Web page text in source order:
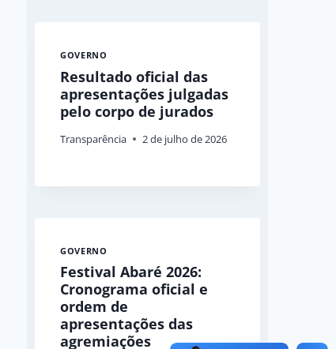
GOVERNO
Resultado oficial das
apresentações julgadas
pelo corpo de jurados
Transparência 2 de julho de 2026
GOVERNO
Festival Abaré 2026:
Cronograma oficial e
ordem de
apresentações das
agremiações